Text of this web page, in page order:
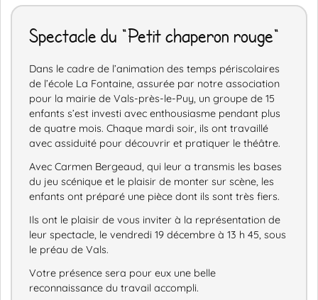
Spectacle du "Petit chaperon rouge"
Dans le cadre de l’animation des temps périscolaires
de l’école La Fontaine, assurée par notre association
pour la mairie de Vals-près-le-Puy, un groupe de 15
enfants s’est investi avec enthousiasme pendant plus
de quatre mois. Chaque mardi soir, ils ont travaillé
avec assiduité pour découvrir et pratiquer le théâtre.
Avec Carmen Bergeaud, qui leur a transmis les bases
du jeu scénique et le plaisir de monter sur scène, les
enfants ont préparé une pièce dont ils sont très fiers.
Ils ont le plaisir de vous inviter à la représentation de
leur spectacle, le vendredi 19 décembre à 13 h 45, sous
le préau de Vals.
Votre présence sera pour eux une belle
reconnaissance du travail accompli.